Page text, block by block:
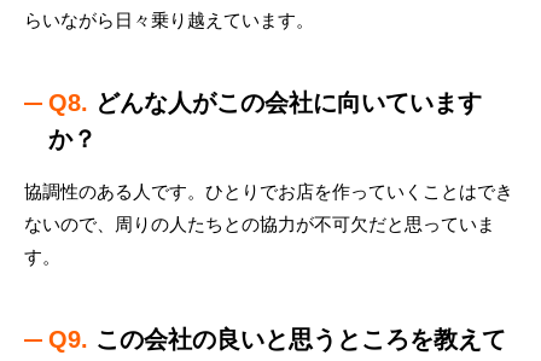
らいながら日々乗り越えています。
Q8. どんな人がこの会社に向いています
か？
協調性のある人です。ひとりでお店を作っていくことはでき
ないので、周りの人たちとの協力が不可欠だと思っていま
す。
Q9. この会社の良いと思うところを教えて